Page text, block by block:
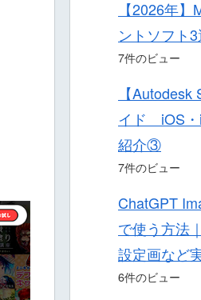
【2026年
ントソフト
7件のビュー
【
イド iOS・
紹介③
7件のビュー
ChatGPT
で使う方法
設定画など
6件のビュー